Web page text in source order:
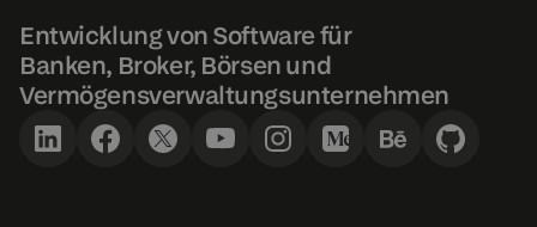
Entwicklung von Software für
Banken, Broker, Börsen und
Vermögensverwaltungsunternehmen